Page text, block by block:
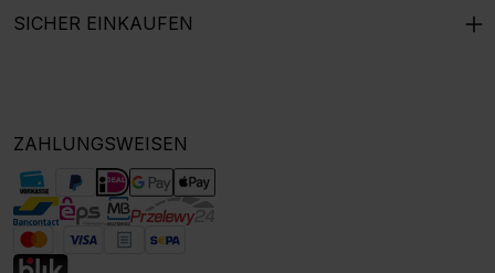
SICHER EINKAUFEN
ZAHLUNGSWEISEN